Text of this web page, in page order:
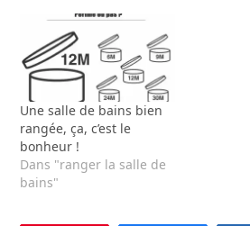
Une salle de bains bien
rangée, ça, c’est le
bonheur !
Dans "ranger la salle de
bains"